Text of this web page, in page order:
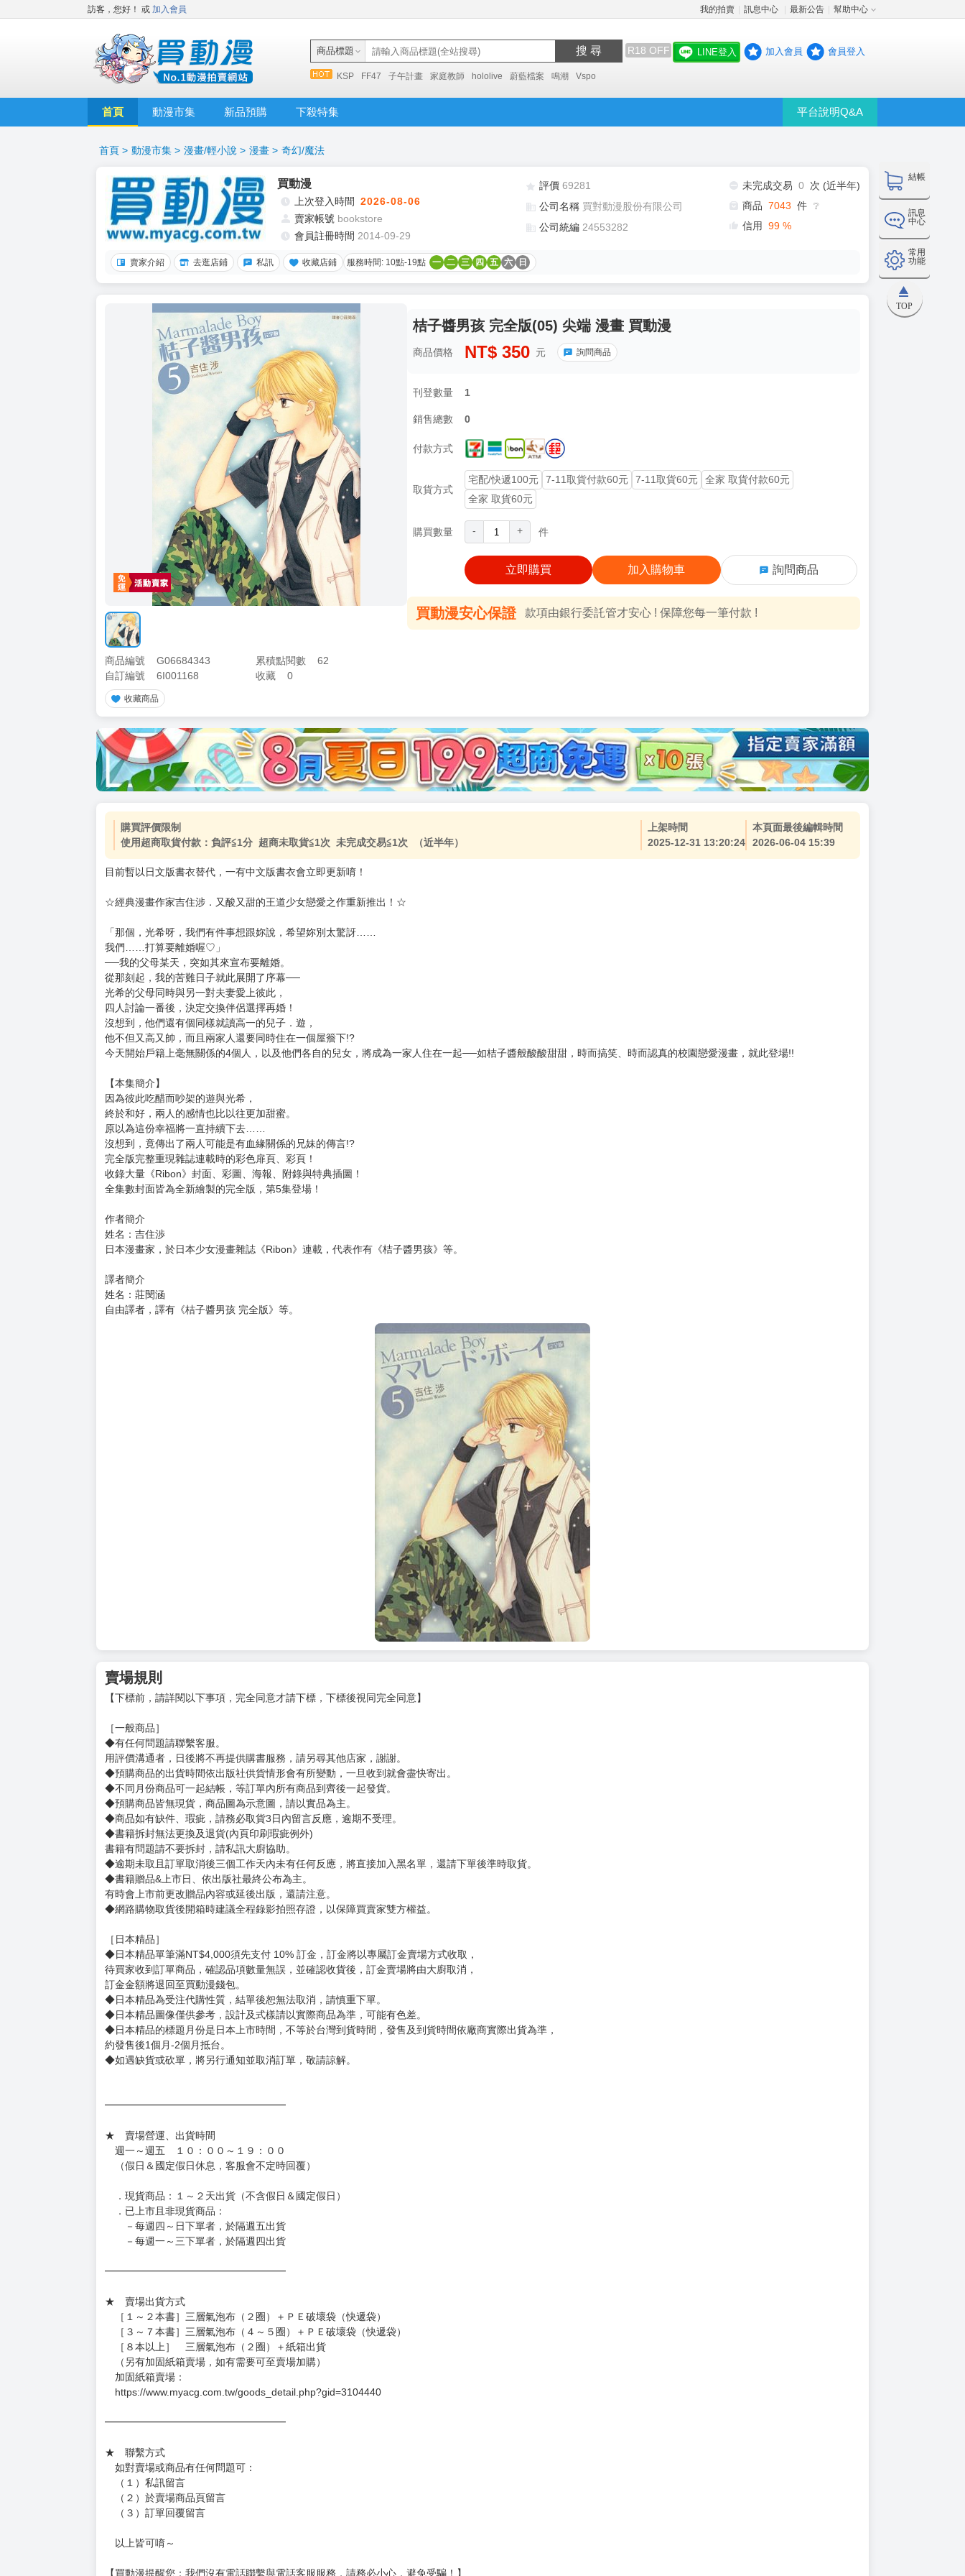
訪客，您好！ 或 加入會員 我的拍賣 訊息中心 最新公告 幫助中心
商品標題 搜 尋 R18 OFF
KSP FF47 子午計畫 家庭教師 hololive 蔚藍檔案 鳴潮 Vspo
LINE登入 加入會員 會員登入
首頁 動漫市集 新品預購 下殺特集 平台說明Q&A
結帳
訊息
中心
常用
功能
TOP
首頁 > 動漫市集 > 漫畫/輕小說 > 漫畫 > 奇幻/魔法
買動漫
上次登入時間 2026-08-06
賣家帳號 bookstore
會員註冊時間 2014-09-29
評價 69281
公司名稱 買對動漫股份有限公司
公司統編 24553282
未完成交易 0
次 (近半年)
商品 7043 件 ❔
信用 99 %
賣家介紹 去逛店鋪 私訊 收藏店鋪 服務時間: 10點-19點 一 二 三 四 五 六 日
商品編號 G06684343 累積點閱數
62
自訂編號
6I001168 收藏 0
收藏商品
桔子醬男孩 完全版(05) 尖端 漫畫 買動漫
商品價格 NT$ 350 元 詢問商品
刊登數量 1
銷售總數 0
付款方式
取貨方式
宅配/快遞100元 7-11取貨付款60元 7-11取貨60元
全家 取貨付款60元
全家 取貨60元
購買數量 - + 件
立即購買 加入購物車 詢問商品
買動漫安心保證 款項由銀行委託管才安心 ! 保障您每一筆付款 !
購買評價限制
使用超商取貨付款：負評≦1分 超商未取貨≦1次 未完成交易≦1次 （近半年）
上架時間
2025-12-31 13:20:24
本頁面最後編輯時間
2026-06-04 15:39
目前暫以日文版書衣替代，一有中文版書衣會立即更新唷！
☆經典漫畫作家吉住涉．又酸又甜的王道少女戀愛之作重新推出！☆
「那個，光希呀，我們有件事想跟妳說，希望妳別太驚訝……
我們……打算要離婚喔♡」
──我的父母某天，突如其來宣布要離婚。
從那刻起，我的苦難日子就此展開了序幕──
光希的父母同時與另一對夫妻愛上彼此，
四人討論一番後，決定交換伴侶選擇再婚！
沒想到，他們還有個同樣就讀高一的兒子．遊，
他不但又高又帥，而且兩家人還要同時住在一個屋簷下!?
今天開始戶籍上毫無關係的4個人，以及他們各自的兒女，將成為一家人住在一起──如桔子醬般酸酸甜甜，時而搞笑、時而認真的校園戀愛漫畫，就此登場!!
【本集簡介】
因為彼此吃醋而吵架的遊與光希，
終於和好，兩人的感情也比以往更加甜蜜。
原以為這份幸福將一直持續下去……
沒想到，竟傳出了兩人可能是有血緣關係的兄妹的傳言!?
完全版完整重現雜誌連載時的彩色扉頁、彩頁！
收錄大量《Ribon》封面、彩圖、海報、附錄與特典插圖！
全集數封面皆為全新繪製的完全版，第5集登場！
作者簡介
姓名：吉住渉
日本漫畫家，於日本少女漫畫雜誌《Ribon》連載，代表作有《桔子醬男孩》等。
譯者簡介
姓名：莊閔涵
自由譯者，譯有《桔子醬男孩 完全版》等。
賣場規則
【下標前，請詳閱以下事項，完全同意才請下標，下標後視同完全同意】
［一般商品］
◆有任何問題請聯繫客服。
用評價溝通者，日後將不再提供購書服務，請另尋其他店家，謝謝。
◆預購商品的出貨時間依出版社供貨情形會有所變動，一旦收到就會盡快寄出。
◆不同月份商品可一起結帳，等訂單內所有商品到齊後一起發貨。
◆預購商品皆無現貨，商品圖為示意圖，請以實品為主。
◆商品如有缺件、瑕疵，請務必取貨3日內留言反應，逾期不受理。
◆書籍拆封無法更換及退貨(內頁印刷瑕疵例外)
書籍有問題請不要拆封，請私訊大廚協助。
◆逾期未取且訂單取消後三個工作天內未有任何反應，將直接加入黑名單，還請下單後準時取貨。
◆書籍贈品&上市日、依出版社最終公布為主。
有時會上市前更改贈品內容或延後出版，還請注意。
◆網路購物取貨後開箱時建議全程錄影拍照存證，以保障買賣家雙方權益。
［日本精品］
◆日本精品單筆滿NT$4,000須先支付 10% 訂金，訂金將以專屬訂金賣場方式收取，
待買家收到訂單商品，確認品項數量無誤，並確認收貨後，訂金賣場將由大廚取消，
訂金金額將退回至買動漫錢包。
◆日本精品為受注代購性質，結單後恕無法取消，請慎重下單。
◆日本精品圖像僅供參考，設計及式樣請以實際商品為準，可能有色差。
◆日本精品的標題月份是日本上市時間，不等於台灣到貨時間，發售及到貨時間依廠商實際出貨為準，
約發售後1個月-2個月抵台。
◆如遇缺貨或砍單，將另行通知並取消訂單，敬請諒解。
━━━━━━━━━━━━━━━━━━
★ 賣場營運、出貨時間
週一～週五 １０：００～１９：００
（假日＆國定假日休息，客服會不定時回覆）
．現貨商品：１～２天出貨（不含假日＆國定假日）
．已上市且非現貨商品：
－每週四～日下單者，於隔週五出貨
－每週一～三下單者，於隔週四出貨
━━━━━━━━━━━━━━━━━━
★ 賣場出貨方式
［１～２本書］三層氣泡布（２圈）＋ＰＥ破壞袋（快遞袋）
［３～７本書］三層氣泡布（４～５圈）＋ＰＥ破壞袋（快遞袋）
［８本以上］ 三層氣泡布（２圈）＋紙箱出貨
（另有加固紙箱賣場，如有需要可至賣場加購）
加固紙箱賣場：
https://www.myacg.com.tw/goods_detail.php?gid=3104440
━━━━━━━━━━━━━━━━━━
★ 聯繫方式
如對賣場或商品有任何問題可：
（１）私訊留言
（２）於賣場商品頁留言
（３）訂單回覆留言
以上皆可唷～
【買動漫提醒您：我們沒有電話聯繫與電話客服服務，請務必小心，避免受騙！】